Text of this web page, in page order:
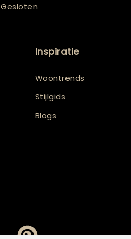
Gesloten
Inspiratie
Woontrends
Stijlgids
Blogs